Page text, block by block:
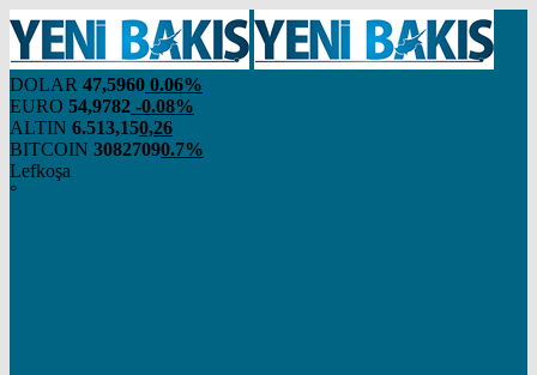
DOLAR 47,5960 0.06%
EURO 54,9782 -0.08%
ALTIN 6.513,150,26
BITCOIN 30827090.7%
Lefkoşa
°